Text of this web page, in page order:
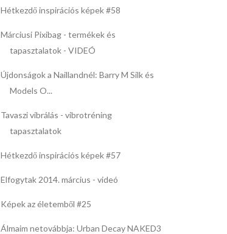
Hétkezdő inspirációs képek #58
Márciusi Pixibag - termékek és
tapasztalatok - VIDEÓ
Újdonságok a Naillandnél: Barry M Silk és
Models O...
Tavaszi vibrálás - vibrotréning
tapasztalatok
Hétkezdő inspirációs képek #57
Elfogytak 2014. március - videó
Képek az életemből #25
Álmaim netovábbja: Urban Decay NAKED3